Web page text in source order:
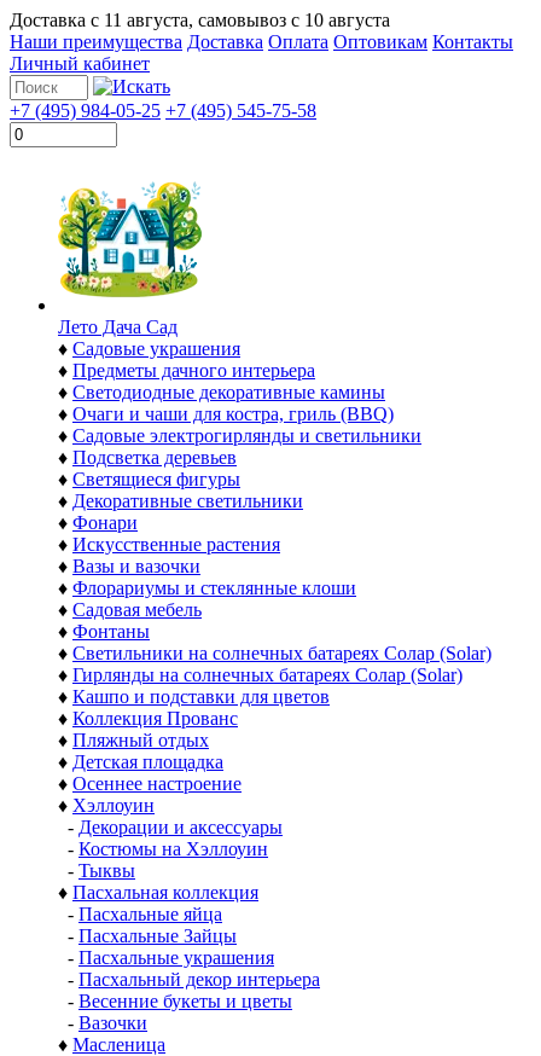
Доставка с 11 августа, самовывоз с 10 августа
Наши преимущества Доставка Оплата Оптовикам Контакты
Личный кабинет
+7 (495) 984-05-25 +7 (495) 545-75-58
Лето Дача Сад
♦ Садовые украшения
♦ Предметы дачного интерьера
♦ Светодиодные декоративные камины
♦ Очаги и чаши для костра, гриль (BBQ)
♦ Садовые электрогирлянды и светильники
♦ Подсветка деревьев
♦ Светящиеся фигуры
♦ Декоративные светильники
♦ Фонари
♦ Искусственные растения
♦ Вазы и вазочки
♦ Флорариумы и стеклянные клоши
♦ Садовая мебель
♦ Фонтаны
♦ Светильники на солнечных батареях Солар (Solar)
♦ Гирлянды на солнечных батареях Солар (Solar)
♦ Кашпо и подставки для цветов
♦ Коллекция Прованс
♦ Пляжный отдых
♦ Детская площадка
♦ Осеннее настроение
♦ Хэллоуин
- Декорации и аксессуары
- Костюмы на Хэллоуин
- Тыквы
♦ Пасхальная коллекция
- Пасхальные яйца
- Пасхальные Зайцы
- Пасхальные украшения
- Пасхальный декор интерьера
- Весенние букеты и цветы
- Вазочки
♦ Масленица